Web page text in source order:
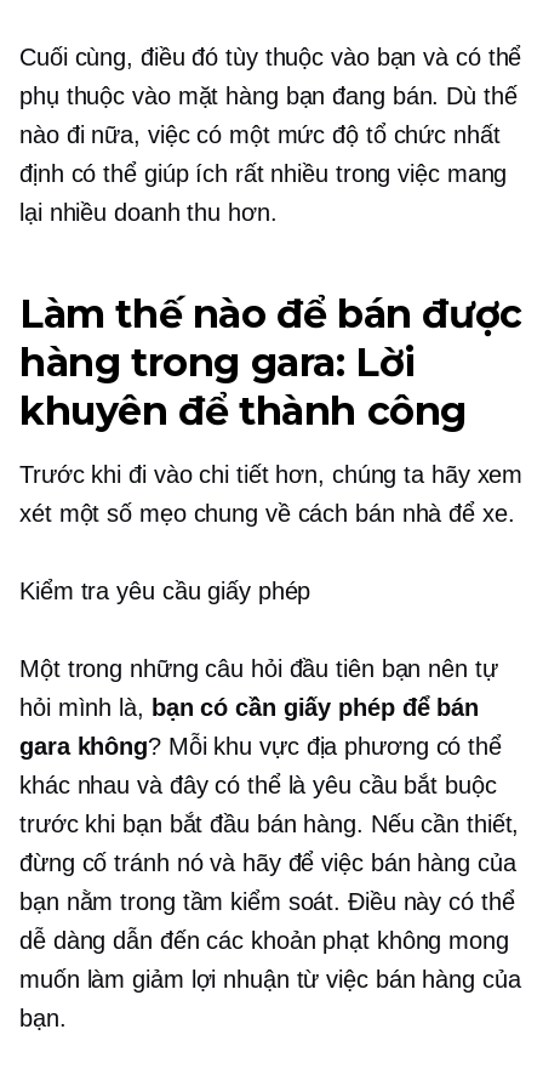
Cuối cùng, điều đó tùy thuộc vào bạn và có thể
phụ thuộc vào mặt hàng bạn đang bán. Dù thế
nào đi nữa, việc có một mức độ tổ chức nhất
định có thể giúp ích rất nhiều trong việc mang
lại nhiều doanh thu hơn.
Làm thế nào để bán được
hàng trong gara: Lời
khuyên để thành công
Trước khi đi vào chi tiết hơn, chúng ta hãy xem
xét một số mẹo chung về cách bán nhà để xe.
Kiểm tra yêu cầu giấy phép
Một trong những câu hỏi đầu tiên bạn nên tự
hỏi mình là, bạn có cần giấy phép để bán
gara không? Mỗi khu vực địa phương có thể
khác nhau và đây có thể là yêu cầu bắt buộc
trước khi bạn bắt đầu bán hàng. Nếu cần thiết,
đừng cố tránh nó và hãy để việc bán hàng của
bạn nằm trong tầm kiểm soát. Điều này có thể
dễ dàng dẫn đến các khoản phạt không mong
muốn làm giảm lợi nhuận từ việc bán hàng của
bạn.